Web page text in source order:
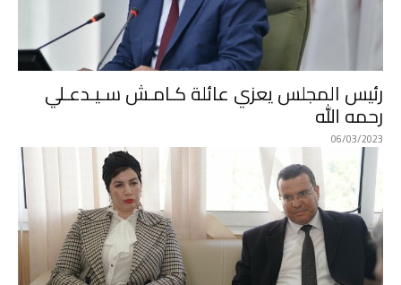
رئيس المجلس يعزي عائلة كـامـش سـيـدعـلي
رحمه الله
06/03/2023